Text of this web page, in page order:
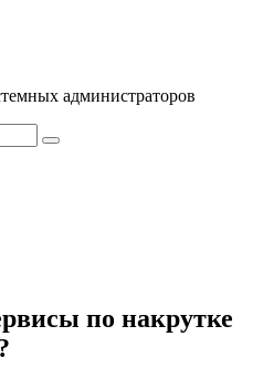
администраторов
по накрутке